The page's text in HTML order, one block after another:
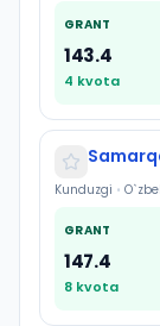
GRANT
143.4
4 kvota
Kunduzgi •
GRANT
147.4
8 kvota